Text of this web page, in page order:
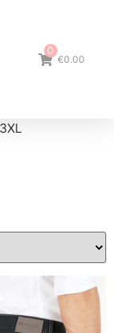
0
€0.00